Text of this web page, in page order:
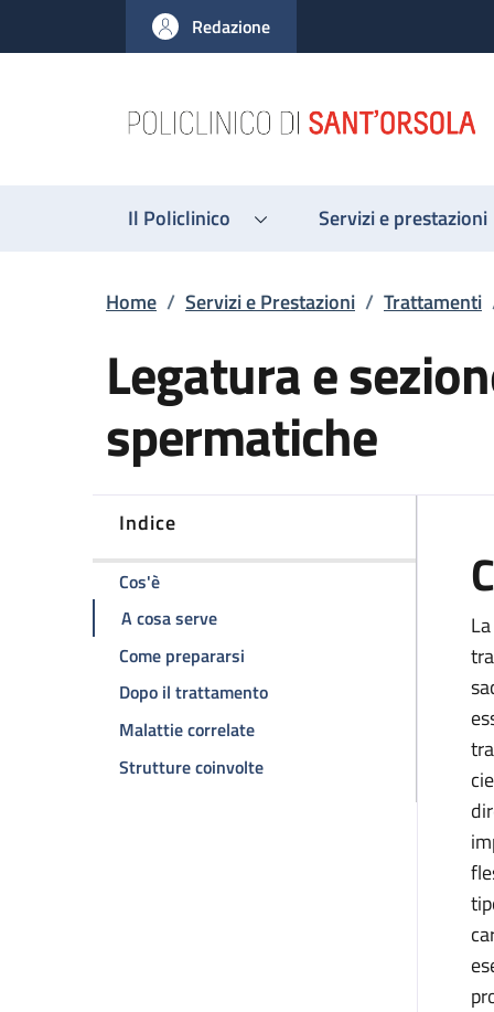
al contenuto principale
to footer content
Redazione
Il Policlinico Servizi e prestazioni
Briciole di pane
Home / Servizi e Prestazioni / Trattamenti
Legatura e
spermatiche
Indice
Cos'èdella pagina Legatura e sezione delle vene
A cosa servedella pagina Legatura e sezione
Come prepararsi della pagina Legatura e
Dopo il trattamentodella pagina Legatura e
Malattie correlatedella pagina Legatura e
Strutture coinvoltedella pagina Legatura e